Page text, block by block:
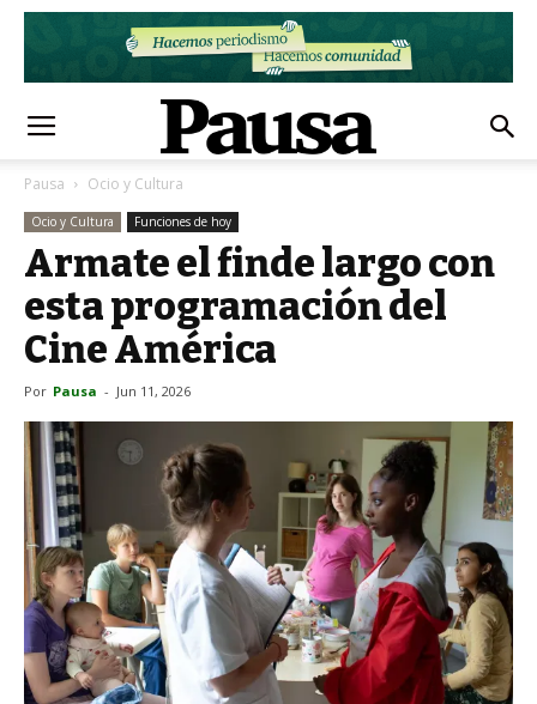
Pausa Ocio y Cultura
Ocio y Cultura Funciones de hoy
Armate el finde largo con
esta programación del
Cine América
Por Pausa - Jun 11, 2026